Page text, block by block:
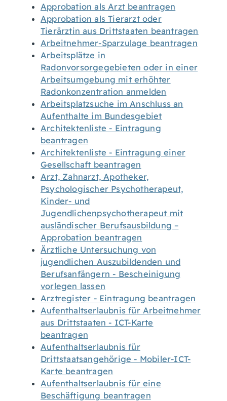
Approbation als Arzt beantragen
Approbation als Tierarzt oder
Tierärztin aus Drittstaaten beantragen
Arbeitnehmer-Sparzulage beantragen
Arbeitsplätze in
Radonvorsorgegebieten oder in einer
Arbeitsumgebung mit erhöhter
Radonkonzentration anmelden
Arbeitsplatzsuche im Anschluss an
Aufenthalte im Bundesgebiet
Architektenliste - Eintragung
beantragen
Architektenliste - Eintragung einer
Gesellschaft beantragen
Arzt, Zahnarzt, Apotheker,
Psychologischer Psychotherapeut,
Kinder- und
Jugendlichenpsychotherapeut mit
ausländischer Berufsausbildung –
Approbation beantragen
Ärztliche Untersuchung von
jugendlichen Auszubildenden und
Berufsanfängern - Bescheinigung
vorlegen lassen
Arztregister - Eintragung beantragen
Aufenthaltserlaubnis für Arbeitnehmer
aus Drittstaaten - ICT-Karte
beantragen
Aufenthaltserlaubnis für
Drittstaatsangehörige - Mobiler-ICT-
Karte beantragen
Aufenthaltserlaubnis für eine
Beschäftigung beantragen